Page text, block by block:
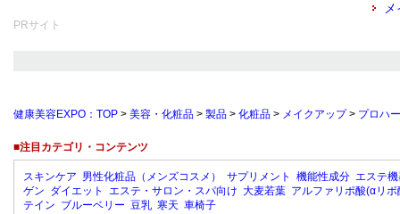
PRサイト
健康美容EXPO：TOP > 美容・化粧品 > 製品 > 化粧品 > メイクアップ> プロハ
■注目カテゴリ・コンテンツ
スキンケア 男性化粧品（メンズコスメ） サプリメント 機能性成分 エステ
ゲン ダイエット エステ・サロン・スパ向け 大麦若葉 アルファリポ酸(αリポ
テイン ブルーベリー 豆乳 寒天 車椅子